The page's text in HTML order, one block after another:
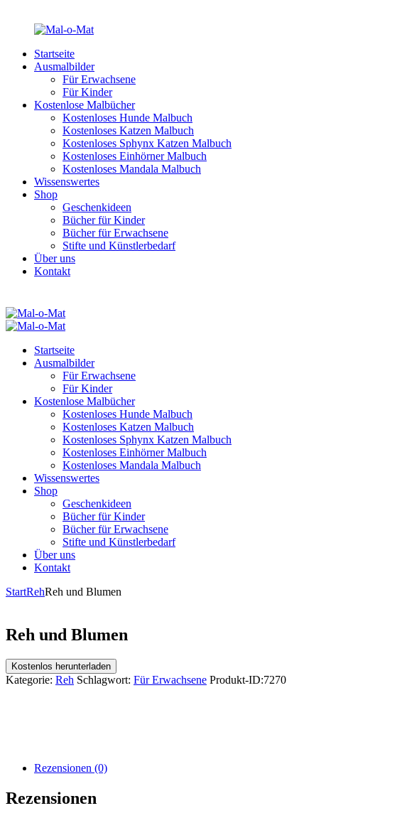
Startseite
Ausmalbilder
Für Erwachsene
Für Kinder
Kostenlose Malbücher
Kostenloses Hunde Malbuch
Kostenloses Katzen Malbuch
Kostenloses Sphynx Katzen Malbuch
Kostenloses Einhörner Malbuch
Kostenloses Mandala Malbuch
Wissenswertes
Shop
Geschenkideen
Bücher für Kinder
Bücher für Erwachsene
Stifte und Künstlerbedarf
Über uns
Kontakt
Startseite
Ausmalbilder
Für Erwachsene
Für Kinder
Kostenlose Malbücher
Kostenloses Hunde Malbuch
Kostenloses Katzen Malbuch
Kostenloses Sphynx Katzen Malbuch
Kostenloses Einhörner Malbuch
Kostenloses Mandala Malbuch
Wissenswertes
Shop
Geschenkideen
Bücher für Kinder
Bücher für Erwachsene
Stifte und Künstlerbedarf
Über uns
Kontakt
StartRehReh und Blumen
Reh und Blumen
Kostenlos herunterladen
Kategorie: Reh Schlagwort: Für Erwachsene Produkt-ID:7270
Rezensionen (0)
Rezensionen